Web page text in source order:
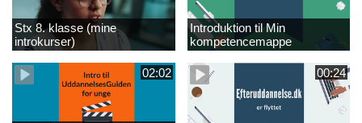
Stx 8. klasse (mine
introkurser)
Introduktion til Min
kompetencemappe
02:02 00:24